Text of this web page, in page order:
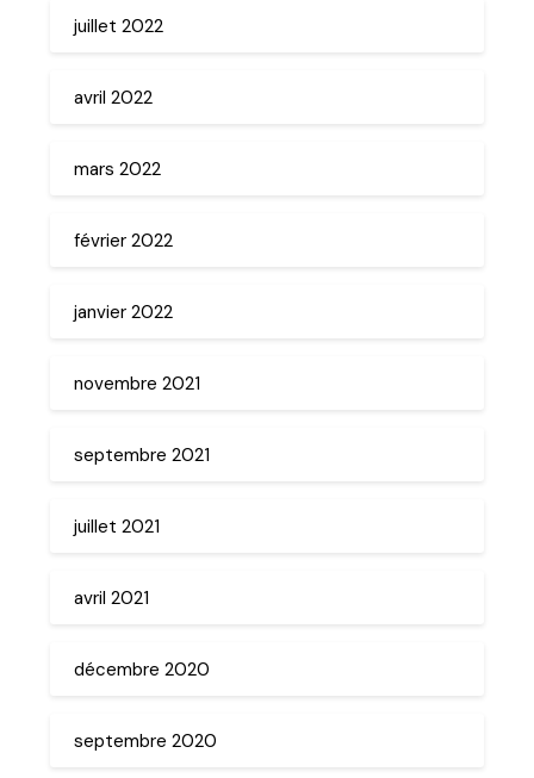
juillet 2022
avril 2022
mars 2022
février 2022
janvier 2022
novembre 2021
septembre 2021
juillet 2021
avril 2021
décembre 2020
septembre 2020